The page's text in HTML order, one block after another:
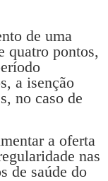
de uma
quatro pontos,
a isenção
no caso de
a oferta
nas
de saúde do